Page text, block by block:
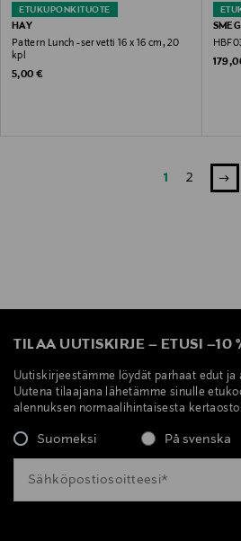
ETUKUPONKITUOTE
HAY
Pattern Lunch -servetti 16 x 16 cm, 20
kpl
Original Price
5,00 €
SMEG
1 2
TILAA UUTISKIRJE – ETUSI –10
Uutiskirjeestämme löydät parhaat edut
Uutena tilaajana lähetämme sinulle
alennuksen normaalihintaisesta
Suomeksi På svenska